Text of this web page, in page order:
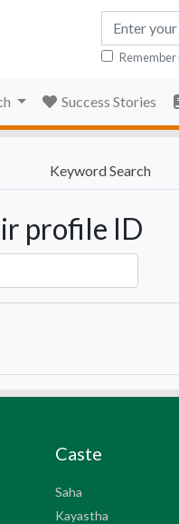
Remember
Success Stories
Keyword Search
profile ID
Caste
Saha
Kayastha